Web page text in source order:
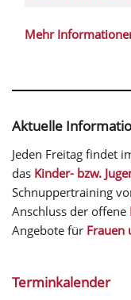
Mehr
Aktuelle
Jeden Freitag findet
das Kinder- bzw.
Schnuppertraining
Anschluss der offene
Angebote für Frauen
Terminkalender